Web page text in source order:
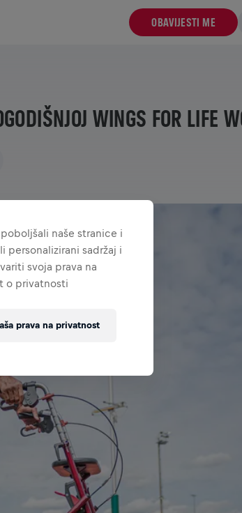
OBAVIJESTI ME
WINGS FOR LIFE
naše stranice i
personalizirani sadržaj i
svoja prava na
o privatnosti
prava na privatnost